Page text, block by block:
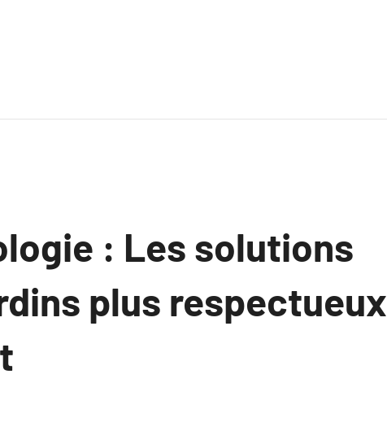
: Les solutions
plus respectueux